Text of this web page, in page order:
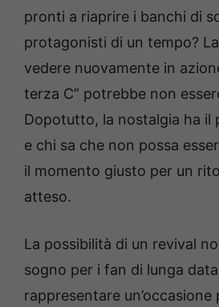
pronti a riaprire i banchi di
protagonisti di un tempo?
vedere nuovamente in
terza C” potrebbe non
Dopotutto, la nostalgia ha il
e chi sa che non possa
il momento giusto per un
atteso.
La possibilità di un revival
sogno per i fan di lunga
rappresentare